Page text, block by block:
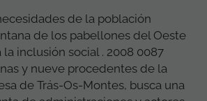
de la población
de los pabellones del Oeste
la inclusión social . 2008 0087
y nueve procedentes de la
de Trás-Os-Montes, busca una